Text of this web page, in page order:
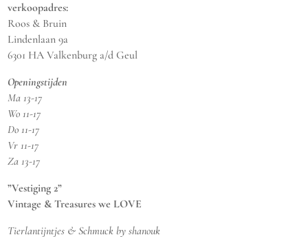
verkoopadres:
Roos & Bruin
Lindenlaan 9a
6301 HA Valkenburg a/d Geul
Openingstijden
Ma 13-17
Wo 11-17
Do 11-17
Vr 11-17
Za 13-17
”Vestiging 2”
Vintage & Treasures we LOVE
Tierlantijntjes & Schmuck by shanouk